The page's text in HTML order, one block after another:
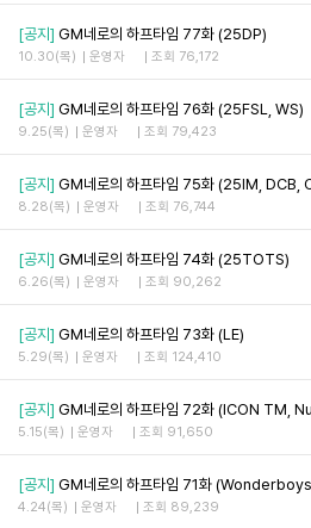
[공지] GM네로의 하프타임 77화 (25DP)
10.30(목) 운영자 조회 76,172
[공지] GM네로의 하프타임 76화 (25FSL, WS)
9.25(목) 운영자 조회 79,423
[공지] GM네로의 하프타임 75화 (25IM, DCB,
8.28(목) 운영자 조회 76,744
[공지] GM네로의 하프타임 74화 (25TOTS)
6.26(목) 운영자 조회 90,262
[공지] GM네로의 하프타임 73화 (LE)
5.29(목) 운영자 조회 124,410
[공지] GM네로의 하프타임 72화 (ICON TM,
5.15(목) 운영자 조회 91,650
[공지] GM네로의 하프타임 71화
4.24(목) 운영자 조회 89,239